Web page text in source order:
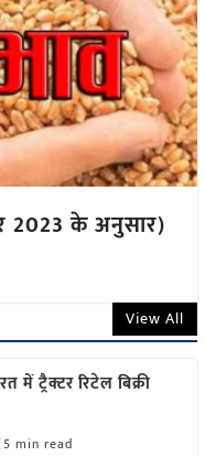
2023 के अनुसार)
View All
में ट्रैक्टर रिटेल बिक्री
5 min read